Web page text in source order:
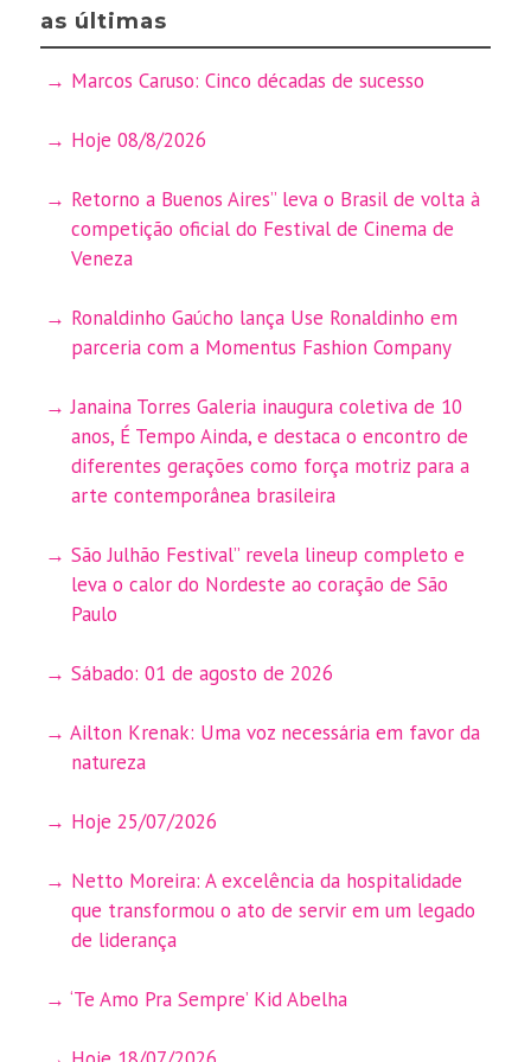
as últimas
Marcos Caruso: Cinco décadas de sucesso
Hoje 08/8/2026
Retorno a Buenos Aires” leva o Brasil de volta à
competição oficial do Festival de Cinema de
Veneza
Ronaldinho Gaúcho lança Use Ronaldinho em
parceria com a Momentus Fashion Company
Janaina Torres Galeria inaugura coletiva de 10
anos, É Tempo Ainda, e destaca o encontro de
diferentes gerações como força motriz para a
arte contemporânea brasileira
São Julhão Festival” revela lineup completo e
leva o calor do Nordeste ao coração de São
Paulo
Sábado: 01 de agosto de 2026
Ailton Krenak: Uma voz necessária em favor da
natureza
Hoje 25/07/2026
Netto Moreira: A excelência da hospitalidade
que transformou o ato de servir em um legado
de liderança
‘Te Amo Pra Sempre’ Kid Abelha